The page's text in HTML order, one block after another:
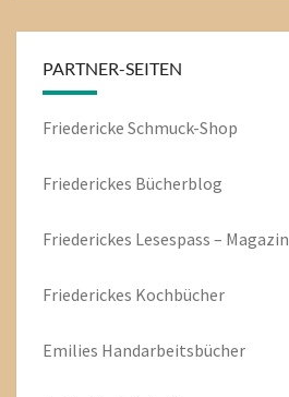
PARTNER-SEITEN
Friedericke Schmuck-Shop
Friederickes Bücherblog
Friederickes Lesespass – Magazin
Friederickes Kochbücher
Emilies Handarbeitsbücher